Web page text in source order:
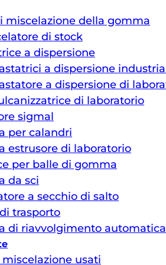
miscelazione della gomma
di stock
a dispersione
a dispersione
a dispersione di
di laboratorio
sigmal
per calandri
estrusore di laboratorio
per balle di gomma
da sci
a secchio di salto
trasporto
di riavvolgimento automatica
usati